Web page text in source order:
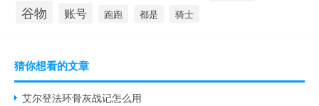
谷物 账号 跑跑 都是 骑士
猜你想看的文章
艾尔登法环骨灰战记怎么用